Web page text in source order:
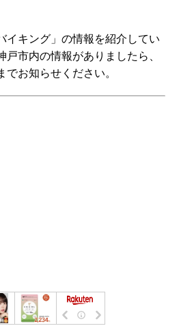
キング」の情報を紹介してい
戸市内の情報がありましたら、
お知らせください。